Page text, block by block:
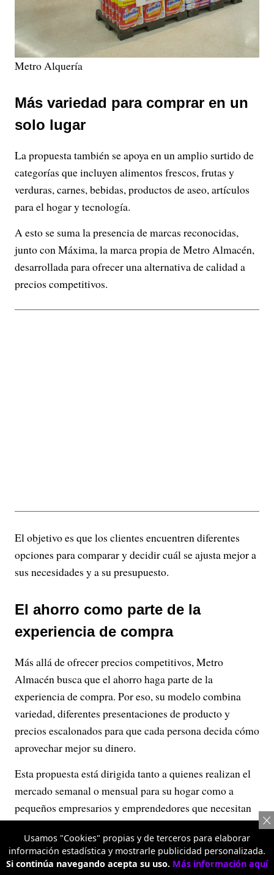
Metro Alquería
Más variedad para comprar en un
solo lugar
La propuesta también se apoya en un amplio surtido de
categorías que incluyen alimentos frescos, frutas y
verduras, carnes, bebidas, productos de aseo, artículos
para el hogar y tecnología.
A esto se suma la presencia de marcas reconocidas,
junto con Máxima, la marca propia de Metro Almacén,
desarrollada para ofrecer una alternativa de calidad a
precios competitivos.
El objetivo es que los clientes encuentren diferentes
opciones para comparar y decidir cuál se ajusta mejor a
sus necesidades y a su presupuesto.
El ahorro como parte de la
experiencia de compra
Más allá de ofrecer precios competitivos, Metro
Almacén busca que el ahorro haga parte de la
experiencia de compra. Por eso, su modelo combina
variedad, diferentes presentaciones de producto y
precios escalonados para que cada persona decida cómo
aprovechar mejor su dinero.
Esta propuesta está dirigida tanto a quienes realizan el
mercado semanal o mensual para su hogar como a
pequeños empresarios y emprendedores que necesitan
abastecer sus negocios de manera práctica y
conveniente.
Actualmente, Metro Almacén ya cuenta con
Usamos "Cookies" propias y de terceros para elaborar
información estadística y mostrarle publicidad personalizada.
Si continúa navegando acepta su uso. Más información aquí